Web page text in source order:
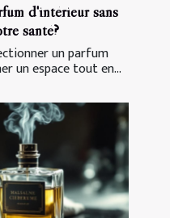
d'intérieur sans
santé?
un parfum
un espace tout en...